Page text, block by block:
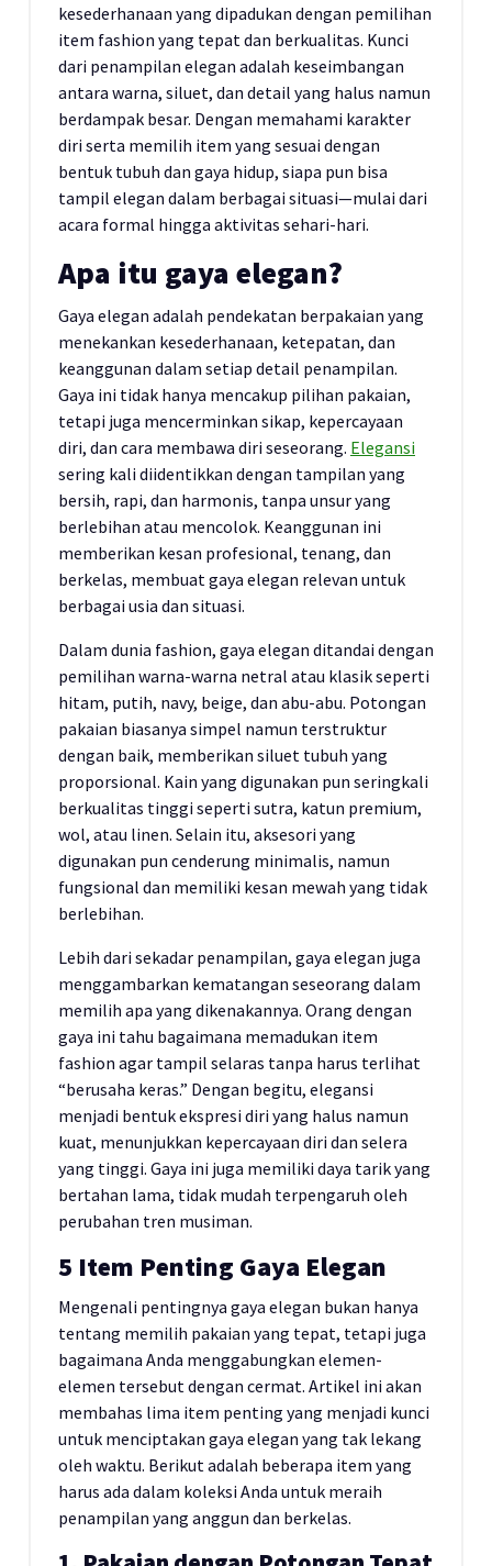
kesederhanaan yang dipadukan dengan pemilihan
item fashion yang tepat dan berkualitas. Kunci
dari penampilan elegan adalah keseimbangan
antara warna, siluet, dan detail yang halus namun
berdampak besar. Dengan memahami karakter
diri serta memilih item yang sesuai dengan
bentuk tubuh dan gaya hidup, siapa pun bisa
tampil elegan dalam berbagai situasi—mulai dari
acara formal hingga aktivitas sehari-hari.
Apa itu gaya elegan?
Gaya elegan adalah pendekatan berpakaian yang
menekankan kesederhanaan, ketepatan, dan
keanggunan dalam setiap detail penampilan.
Gaya ini tidak hanya mencakup pilihan pakaian,
tetapi juga mencerminkan sikap, kepercayaan
diri, dan cara membawa diri seseorang. Elegansi
sering kali diidentikkan dengan tampilan yang
bersih, rapi, dan harmonis, tanpa unsur yang
berlebihan atau mencolok. Keanggunan ini
memberikan kesan profesional, tenang, dan
berkelas, membuat gaya elegan relevan untuk
berbagai usia dan situasi.
Dalam dunia fashion, gaya elegan ditandai dengan
pemilihan warna-warna netral atau klasik seperti
hitam, putih, navy, beige, dan abu-abu. Potongan
pakaian biasanya simpel namun terstruktur
dengan baik, memberikan siluet tubuh yang
proporsional. Kain yang digunakan pun seringkali
berkualitas tinggi seperti sutra, katun premium,
wol, atau linen. Selain itu, aksesori yang
digunakan pun cenderung minimalis, namun
fungsional dan memiliki kesan mewah yang tidak
berlebihan.
Lebih dari sekadar penampilan, gaya elegan juga
menggambarkan kematangan seseorang dalam
memilih apa yang dikenakannya. Orang dengan
gaya ini tahu bagaimana memadukan item
fashion agar tampil selaras tanpa harus terlihat
“berusaha keras.” Dengan begitu, elegansi
menjadi bentuk ekspresi diri yang halus namun
kuat, menunjukkan kepercayaan diri dan selera
yang tinggi. Gaya ini juga memiliki daya tarik yang
bertahan lama, tidak mudah terpengaruh oleh
perubahan tren musiman.
5 Item Penting Gaya Elegan
Mengenali pentingnya gaya elegan bukan hanya
tentang memilih pakaian yang tepat, tetapi juga
bagaimana Anda menggabungkan elemen-
elemen tersebut dengan cermat. Artikel ini akan
membahas lima item penting yang menjadi kunci
untuk menciptakan gaya elegan yang tak lekang
oleh waktu. Berikut adalah beberapa item yang
harus ada dalam koleksi Anda untuk meraih
penampilan yang anggun dan berkelas.